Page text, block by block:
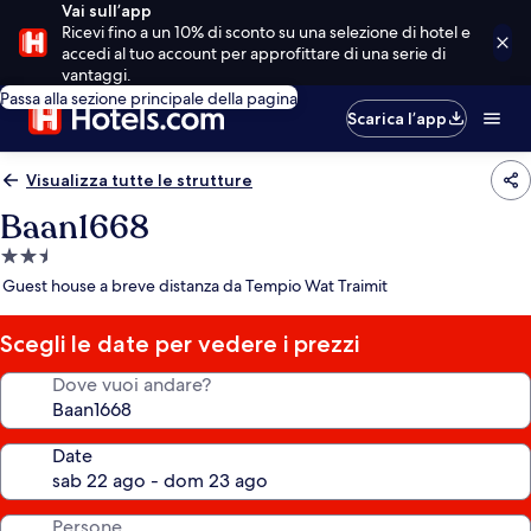
Vai sull’app
Ricevi fino a un 10% di sconto su una selezione di hotel e
accedi al tuo account per approfittare di una serie di
vantaggi.
Passa alla sezione principale della pagina
Scarica l’app
Visualizza tutte le strutture
Baan1668
Struttura
a
stelle
Guest house a breve distanza da Tempio Wat Traimit
Scegli le date per vedere i prezzi
Dove vuoi andare?
Date